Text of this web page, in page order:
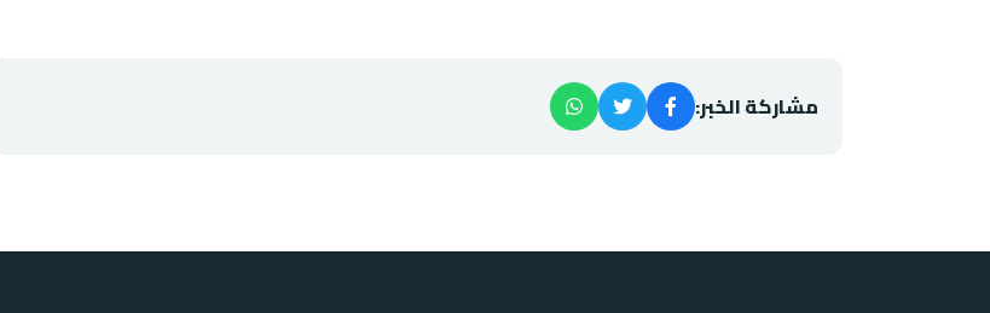
مشاركة الخبر: